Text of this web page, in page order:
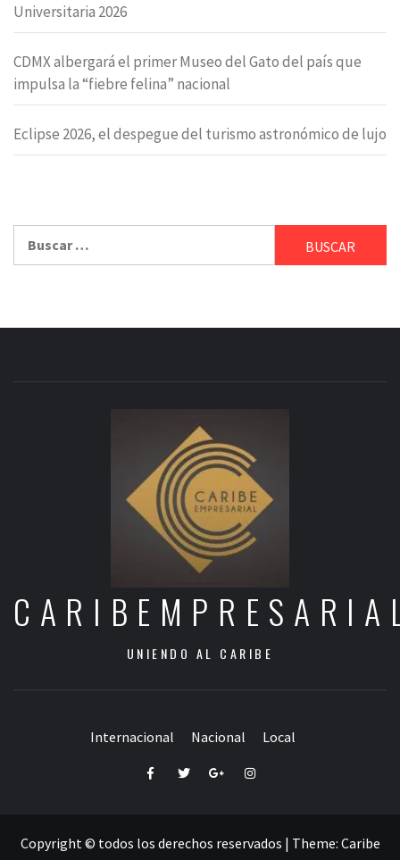
Universitaria 2026
CDMX albergará el primer Museo del Gato del país que
impulsa la “fiebre felina” nacional
Eclipse 2026, el despegue del turismo astronómico de lujo
UNIENDO AL CARIBE
Internacional Nacional Local
FacebookTwitterGoogle+Instagram
Copyright © todos los derechos reservados | Theme: Caribe